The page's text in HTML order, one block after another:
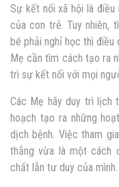
Sự kết nối xã hội là
của con trẻ. Tuy nhiên,
bé phải nghỉ học thì
Mẹ cần tìm cách tạo ra
trì sự kết nối với mọi
Các Mẹ hãy duy trì lịch
hoạch tạo ra những
dịch bệnh. Việc tham
thẳng vừa là một cách
chất lẫn tư duy của mình.